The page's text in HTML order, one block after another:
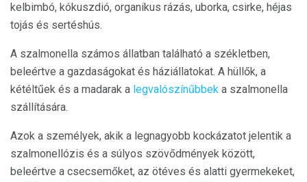
kelbimbó, kókuszdió, organikus rázás, uborka, csirke, héjas
tojás és sertéshús.
A szalmonella számos állatban található a székletben,
beleértve a gazdaságokat és háziállatokat. A hüllők, a
kétéltűek és a madarak a legvalószínűbbek a szalmonella
szállítására.
Azok a személyek, akik a legnagyobb kockázatot jelentik a
szalmonellózis és a súlyos szövődmények között,
beleértve a csecsemőket, az ötéves és alatti gyermekeket,